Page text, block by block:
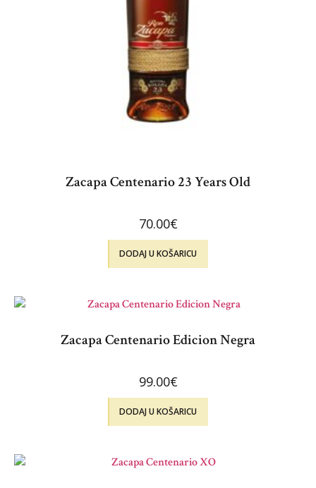
Zacapa Centenario 23 Years Old
70.00€
DODAJ U KOŠARICU
Zacapa Centenario Edicion Negra
99.00€
DODAJ U KOŠARICU